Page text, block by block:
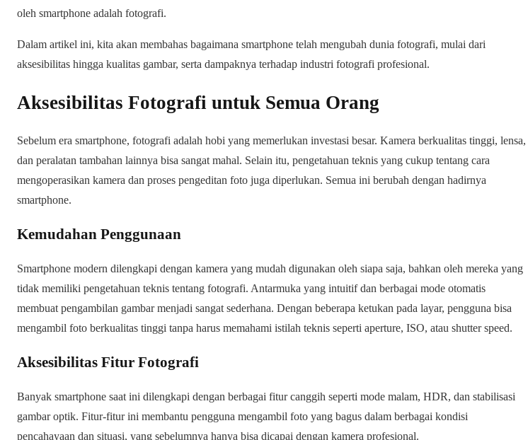
oleh smartphone adalah fotografi.
Dalam artikel ini, kita akan membahas bagaimana smartphone telah mengubah dunia fotografi, mulai dari
aksesibilitas hingga kualitas gambar, serta dampaknya terhadap industri fotografi profesional.
Aksesibilitas Fotografi untuk Semua Orang
Sebelum era smartphone, fotografi adalah hobi yang memerlukan investasi besar. Kamera berkualitas tinggi, lensa,
dan peralatan tambahan lainnya bisa sangat mahal. Selain itu, pengetahuan teknis yang cukup tentang cara
mengoperasikan kamera dan proses pengeditan foto juga diperlukan. Semua ini berubah dengan hadirnya
smartphone.
Kemudahan Penggunaan
Smartphone modern dilengkapi dengan kamera yang mudah digunakan oleh siapa saja, bahkan oleh mereka yang
tidak memiliki pengetahuan teknis tentang fotografi. Antarmuka yang intuitif dan berbagai mode otomatis
membuat pengambilan gambar menjadi sangat sederhana. Dengan beberapa ketukan pada layar, pengguna bisa
mengambil foto berkualitas tinggi tanpa harus memahami istilah teknis seperti aperture, ISO, atau shutter speed.
Aksesibilitas Fitur Fotografi
Banyak smartphone saat ini dilengkapi dengan berbagai fitur canggih seperti mode malam, HDR, dan stabilisasi
gambar optik. Fitur-fitur ini membantu pengguna mengambil foto yang bagus dalam berbagai kondisi
pencahayaan dan situasi, yang sebelumnya hanya bisa dicapai dengan kamera profesional.